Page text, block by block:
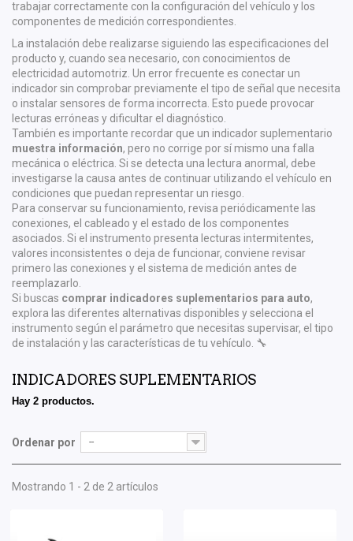
trabajar correctamente con la configuración del vehículo y los
componentes de medición correspondientes.
La instalación debe realizarse siguiendo las especificaciones del
producto y, cuando sea necesario, con conocimientos de
electricidad automotriz. Un error frecuente es conectar un
indicador sin comprobar previamente el tipo de señal que necesita
o instalar sensores de forma incorrecta. Esto puede provocar
lecturas erróneas y dificultar el diagnóstico.
También es importante recordar que un indicador suplementario
muestra información, pero no corrige por sí mismo una falla
mecánica o eléctrica. Si se detecta una lectura anormal, debe
investigarse la causa antes de continuar utilizando el vehículo en
condiciones que puedan representar un riesgo.
Para conservar su funcionamiento, revisa periódicamente las
conexiones, el cableado y el estado de los componentes
asociados. Si el instrumento presenta lecturas intermitentes,
valores inconsistentes o deja de funcionar, conviene revisar
primero las conexiones y el sistema de medición antes de
reemplazarlo.
Si buscas comprar indicadores suplementarios para auto,
explora las diferentes alternativas disponibles y selecciona el
instrumento según el parámetro que necesitas supervisar, el tipo
de instalación y las características de tu vehículo. 🔧
INDICADORES SUPLEMENTARIOS
Hay 2 productos.
Ordenar por --
Mostrando 1 - 2 de 2 artículos